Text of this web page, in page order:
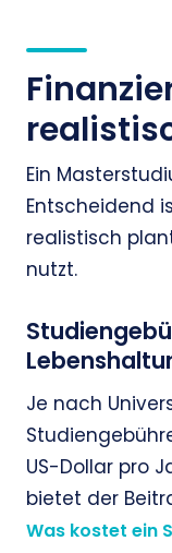
Ein
Entscheidend
realistisch
nutzt.
Je nach
US-Dollar pro
bietet der
Was kostet ein